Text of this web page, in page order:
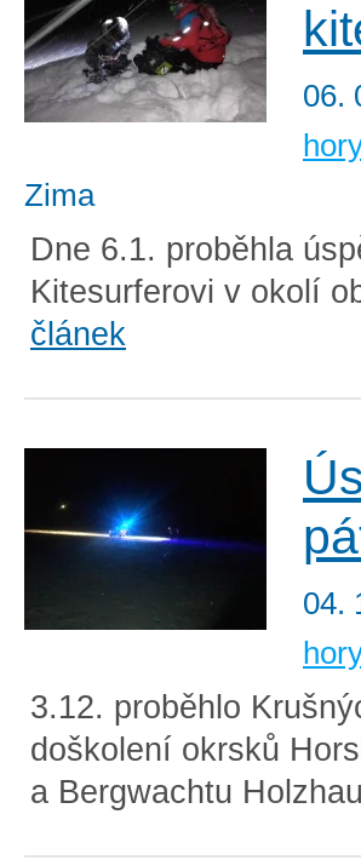
06.
Zima
Dne 6.1. proběhla
Kitesurferovi v okolí
článek
04.
3.12. proběhlo
doškolení okrsků
a Bergwachtu